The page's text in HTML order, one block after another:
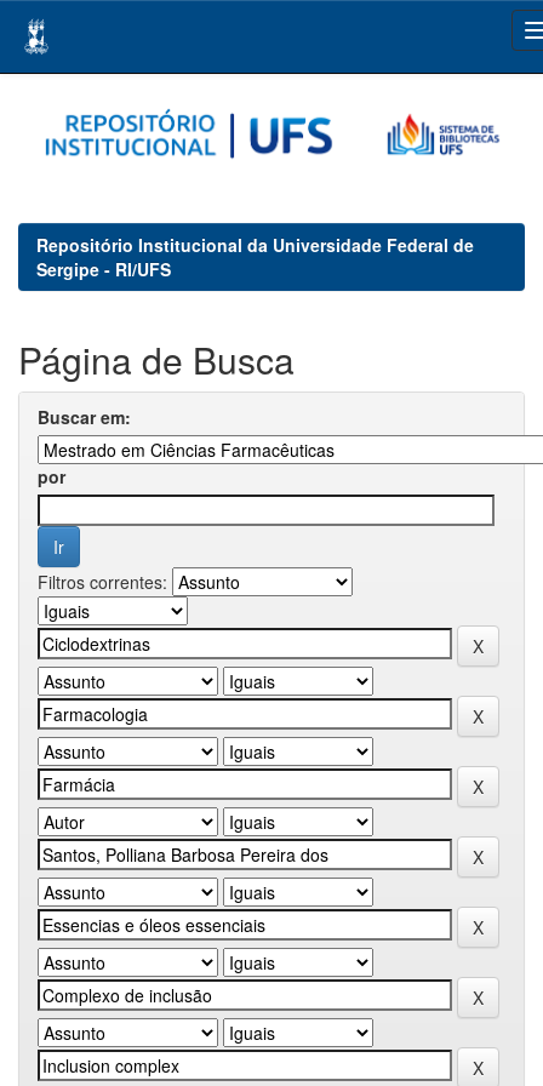
navigation
Repositório Institucional da Universidade Federal de
Sergipe - RI/UFS
Página de Busca
Buscar em:
por
Filtros correntes: